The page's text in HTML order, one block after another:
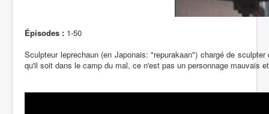
Épisodes : 1-50
Sculpteur leprechaun (en Japonais: "repurakaan") chargé de
qu'il soit dans le camp du mal, ce n'est pas un personnage mauvais